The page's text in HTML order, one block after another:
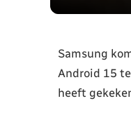
Samsung
Android 15
heeft